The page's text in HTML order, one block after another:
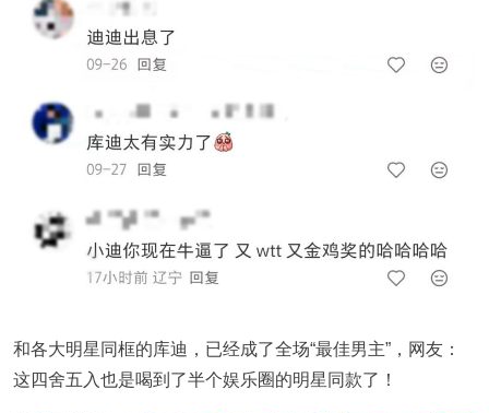
和各大明星同框的库迪，已经成了全场“最佳男主”，网友：
这四舍五入也是喝到了半个娱乐圈的明星同款了！